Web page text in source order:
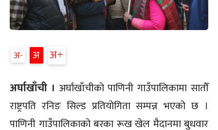
अ- अ अ+
अर्घाखाँची । अर्घाखाँचीको पाणिनी गाउँपालिकामा सातौँ
राष्ट्रपति रनिङ सिल्ड प्रतियोगिता सम्पन्न भएको छ ।
पाणिनी गाउँपालिकाको बरका रूख खेल मैदानमा बुधवार